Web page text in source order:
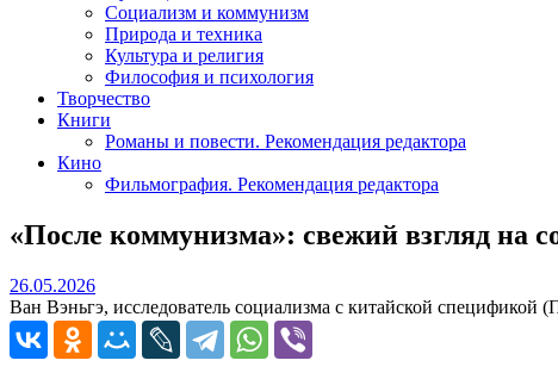
Социализм и коммунизм
Природа и техника
Культура и религия
Философия и психология
Творчество
Книги
Романы и повести. Рекомендация редактора
Кино
Фильмография. Рекомендация редактора
«После коммунизма»: свежий взгляд на
26.05.202626.05.2026
Ван Вэньгэ, исследователь социализма с китайской спецификой